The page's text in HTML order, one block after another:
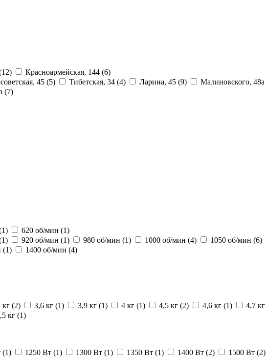
Красноармейская, 144 (6)
45 (5) Тибетская, 34 (4) Ларина, 45 (9) Малиновского, 48а
(7)
620 об/мин (1)
920 об/мин (1) 980 об/мин (1) 1000 об/мин (4) 1050 об/мин (6)
(1) 1400 об/мин (4)
кг (2) 3,6 кг (1) 3,9 кг (1) 4 кг (1) 4,5 кг (2) 4,6 кг (1) 4,7 кг
кг (1)
(1) 1250 Вт (1) 1300 Вт (1) 1350 Вт (1) 1400 Вт (2) 1500 Вт (2)